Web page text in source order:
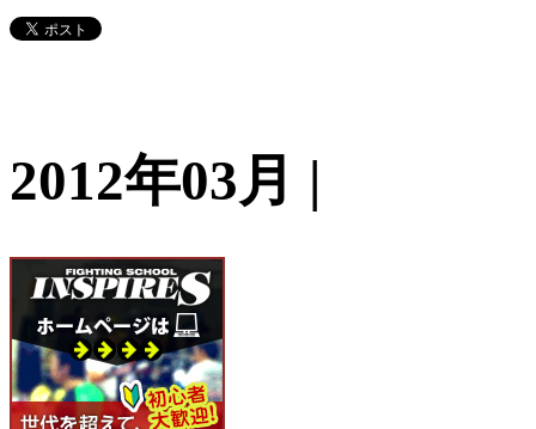
2012年03月 |